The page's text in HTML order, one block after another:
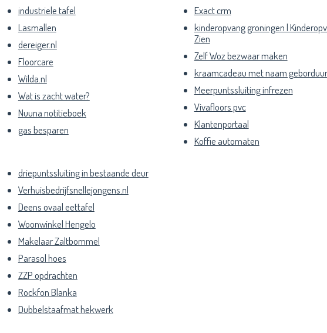
industriele tafel
Lasmallen
dereiger.nl
Floorcare
Wilda.nl
Wat is zacht water?
Nuuna notitieboek
gas besparen
Exact crm
kinderopvang groningen |
Zien
Zelf Woz bezwaar maken
kraamcadeau met naam
Meerpuntssluiting infrezen
Vivafloors pvc
Klantenportaal
Koffie automaten
driepuntssluiting in bestaande deur
Verhuisbedrijfsnellejongens.nl
Deens ovaal eettafel
Woonwinkel Hengelo
Makelaar Zaltbommel
Parasol hoes
ZZP opdrachten
Rockfon Blanka
Dubbelstaafmat hekwerk